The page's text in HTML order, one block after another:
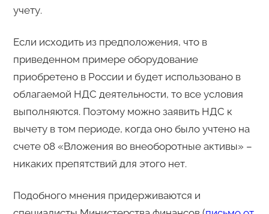
учету.
Если исходить из предположения, что в
приведенном примере оборудование
приобретено в России и будет использовано в
облагаемой НДС деятельности, то все условия
выполняются. Поэтому можно заявить НДС к
вычету в том периоде, когда оно было учтено на
счете 08 «Вложения во внеоборотные активы» –
никаких препятствий для этого нет.
Подобного мнения придерживаются и